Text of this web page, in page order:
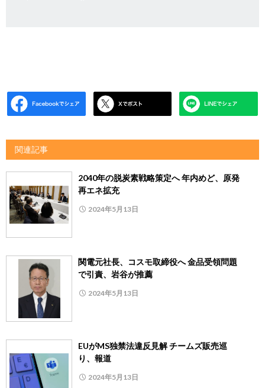
関連記事
2040年の脱炭素戦略策定へ 年内めど、原発
再エネ拡充
2024年5月13日
関電元社長、コスモ取締役へ 金品受領問題
で引責、岩谷が推薦
2024年5月13日
EUがMS独禁法違反見解 チームズ販売巡
り、報道
2024年5月13日